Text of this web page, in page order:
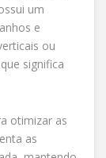
um
e
ou
significa
otimizar as
as